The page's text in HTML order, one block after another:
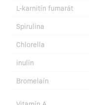
L-karnitín fumarát
Spirulina
Chlorella
inulín
Bromelaín